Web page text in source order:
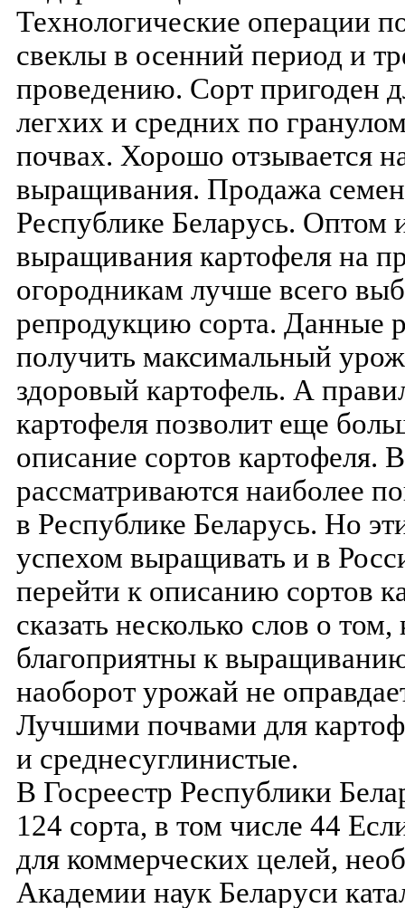
Технологические операции
свеклы в осенний период и
проведению. Сорт пригоден
легхих и средних по
почвах. Хорошо отзывается
выращивания. Продажа
Республике Беларусь. Оптом
выращивания картофеля на
огородникам лучше всего
репродукцию сорта. Данные
получить максимальный
здоровый картофель. А
картофеля позволит еще
описание сортов картофеля.
рассматриваются наиболее
в Республике Беларусь. Но
успехом выращивать и в
перейти к описанию сортов
сказать несколько слов о
благоприятны к
наоборот урожай не
Лучшими почвами для
и среднесуглинистые.
В Госреестр Республики
124 сорта, в том числе 44
для коммерческих целей,
Академии наук Беларуси